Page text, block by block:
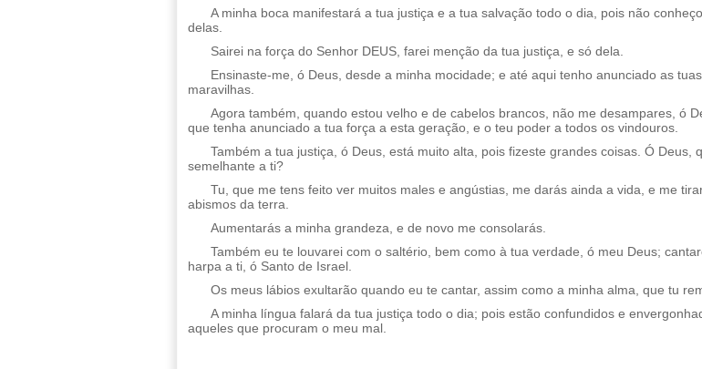
A minha boca manifestará a tua justiça e a tua salvação todo o dia, pois não
delas.
Sairei na força do Senhor DEUS, farei menção da tua justiça, e só dela.
Ensinaste-me, ó Deus, desde a minha mocidade; e até aqui tenho anunciado as tuas
maravilhas.
Agora também, quando estou velho e de cabelos brancos, não me desampares, ó
que tenha anunciado a tua força a esta geração, e o teu poder a todos os vindouros.
Também a tua justiça, ó Deus, está muito alta, pois fizeste grandes coisas. Ó Deus,
semelhante a ti?
Tu, que me tens feito ver muitos males e angústias, me darás ainda a vida, e me
abismos da terra.
Aumentarás a minha grandeza, e de novo me consolarás.
Também eu te louvarei com o saltério, bem como à tua verdade, ó meu Deus;
harpa a ti, ó Santo de Israel.
Os meus lábios exultarão quando eu te cantar, assim como a minha alma, que tu
A minha língua falará da tua justiça todo o dia; pois estão confundidos e
aqueles que procuram o meu mal.